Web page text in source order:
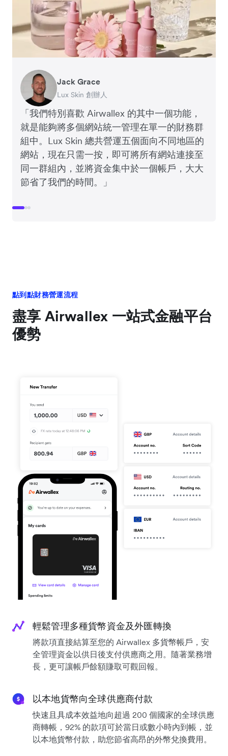
「我們特別喜歡 Airwallex 的其中一個功能，
就是能夠將多個網站統一管理在單一的財務群
組中。Lux Skin 總共營運五個面向不同地區的
網站，現在只需一按，即可將所有網站連接至
同一群組內，並將資金集中於一個帳戶，大大
節省了我們的時間。」
Jack Grace
Lux Skin 創辦人
Anthony Yau
Two More Glasses 聯合創辦人
Rebekah LeBrun
Slowood 業務發展總監
點到點財務營運流程
盡享 Airwallex 一站式金融平台
優勢
輕鬆管理多種貨幣資金及外匯轉換
將款項直接結算至您的 Airwallex 多貨幣帳戶，安
全管理資金以供日後支付供應商之用。隨著業務增
長，更可讓帳戶餘額賺取可觀回報。
以本地貨幣向全球供應商付款
快速且具成本效益地向超過 200 個國家的全球供應
商轉帳，92% 的款項可於當日或數小時內到帳，並
以本地貨幣付款，助您節省高昂的外幣兌換費用。